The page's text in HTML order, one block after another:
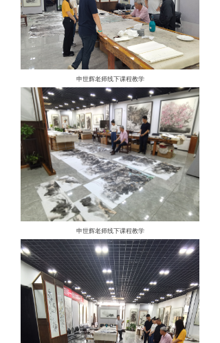
申世辉老师线下课程教学
申世辉老师线下课程教学